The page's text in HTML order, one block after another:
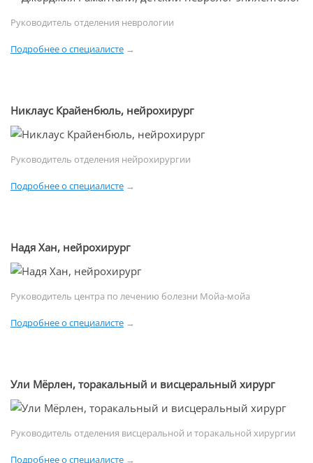
Руководитель отделения неврологии
Подробнее о специалисте →
Никлаус Крайенбюль, нейрохирург
Руководитель отделения нейрохирургии
Подробнее о специалисте →
Надя Хан, нейрохирург
Руководитель центра по лечению болезни Мойа-мойа
Подробнее о специалисте →
Ули Мёрлен, торакальный и висцеральный хирург
Руководитель отделения висцеральной и торакальной хирургии
Подробнее о специалисте →